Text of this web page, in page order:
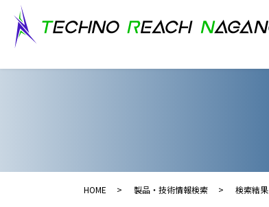
HOME 製品・技術情報検索 検索結果